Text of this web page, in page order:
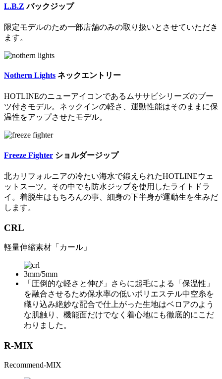
L.B.Z バックジップ
限定モデルのため一部店舗のみの取り扱いとさせていただき
ます。
Nothern Lights ネックエントリー
HOTLINEのニューアイコンであるムササビシリーズのブー
ツ付きモデル。ネックインの軽さ、運動性能はそのままに保
温性をアップさせたモデル。
Freeze Fighter ショルダージップ
北カリフォルニアの冷たい海水で鍛えられたHOTLINEウェ
ットスーツ。その中でも防水ジップを使用したライトドラ
イ。着脱生はもちろんの事、細身の下半身が運動生を生みだ
します。
CRL
軽量伸縮素材「カール」
3mm/5mm
「圧倒的な軽さと伸び」さらに起毛による「保温性」
を融合させるため保水率の低いポリエステル中空糸を
織り込み絶妙な配合で仕上がった生地はベロアのよう
な肌触り、機能面だけでなく着心地にも徹底的にこだ
わりました。
R-MIX
Recommend-MIX